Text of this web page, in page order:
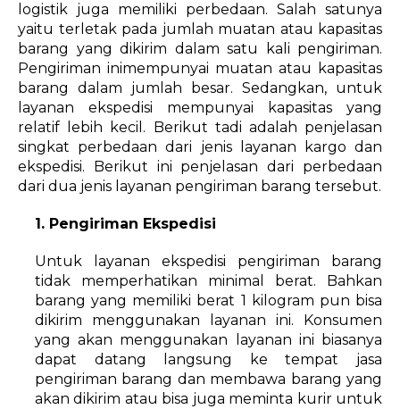
logistik juga memiliki perbedaan. Salah satunya
yaitu terletak pada jumlah muatan atau kapasitas
barang yang dikirim dalam satu kali pengiriman.
Pengiriman inimempunyai muatan atau kapasitas
barang dalam jumlah besar. Sedangkan, untuk
layanan ekspedisi mempunyai kapasitas yang
relatif lebih kecil. Berikut tadi adalah penjelasan
singkat perbedaan dari jenis layanan kargo dan
ekspedisi. Berikut ini penjelasan dari perbedaan
dari dua jenis layanan pengiriman barang tersebut.
1. Pengiriman Ekspedisi
Untuk layanan ekspedisi pengiriman barang
tidak memperhatikan minimal berat. Bahkan
barang yang memiliki berat 1 kilogram pun bisa
dikirim menggunakan layanan ini. Konsumen
yang akan menggunakan layanan ini biasanya
dapat datang langsung ke tempat jasa
pengiriman barang dan membawa barang yang
akan dikirim atau bisa juga meminta kurir untuk